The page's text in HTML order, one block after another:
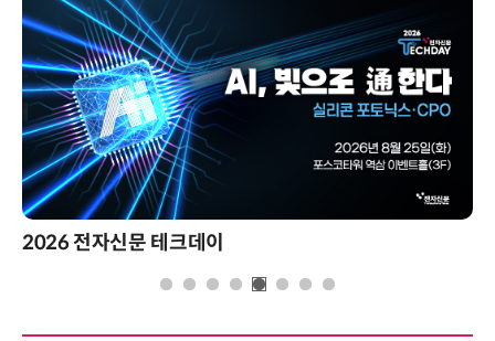
2026 전자신문 테크데이